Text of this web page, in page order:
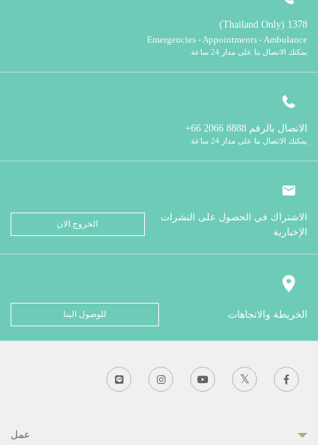
1378 (Thailand Only)
Emergencies - Appointments - Ambulance
يمكنك الاتصال بنا على مدار 24 ساعة
الاتصال بالرقم
يمكنك الاتصال بنا على مدار 24 ساعة
الاشتراك في الحصول على النشرات
الإخبارية
الخروج الان
الخريطة والاتجاهات للوصول الينا
عمل